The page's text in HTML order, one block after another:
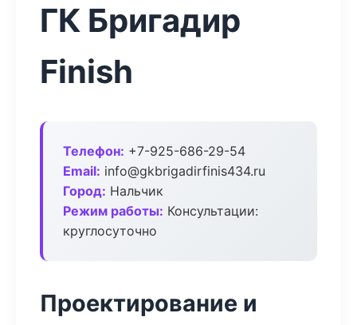
ГК Бригадир
Finish
Телефон: +7-925-686-29-54
Email: info@gkbrigadirfinis434.ru
Город: Нальчик
Режим работы: Консультации:
круглосуточно
Проектирование и